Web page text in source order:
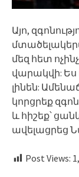
Այո,
մեզ հետ
վարակվի: Ես
լինեն:
կորցրեք
և հիշեք՝
ավելացրեց
Post Views: